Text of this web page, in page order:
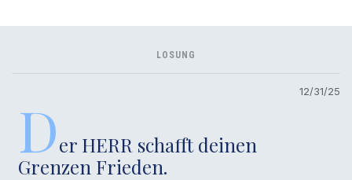
LOSUNG
12/31/25
Der HERR schafft deinen
Grenzen Frieden.